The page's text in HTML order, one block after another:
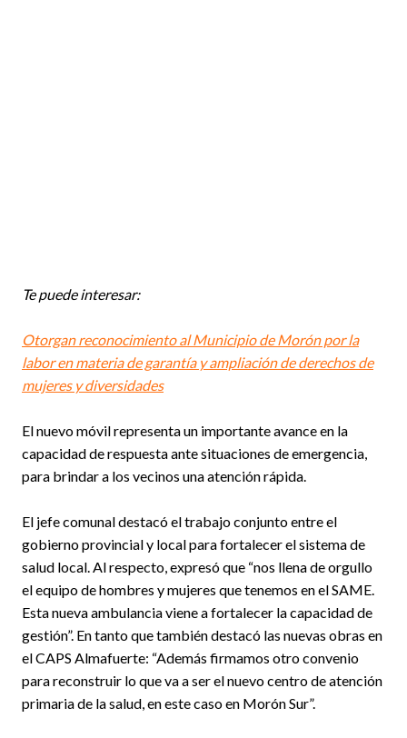
Te puede interesar:
Otorgan reconocimiento al Municipio de Morón por la
labor en materia de garantía y ampliación de derechos de
mujeres y diversidades
El nuevo móvil representa un importante avance en la
capacidad de respuesta ante situaciones de emergencia,
para brindar a los vecinos una atención rápida.
El jefe comunal destacó el trabajo conjunto entre el
gobierno provincial y local para fortalecer el sistema de
salud local. Al respecto, expresó que “nos llena de orgullo
el equipo de hombres y mujeres que tenemos en el SAME.
Esta nueva ambulancia viene a fortalecer la capacidad de
gestión”. En tanto que también destacó las nuevas obras en
el CAPS Almafuerte: “Además firmamos otro convenio
para reconstruir lo que va a ser el nuevo centro de atención
primaria de la salud, en este caso en Morón Sur”.